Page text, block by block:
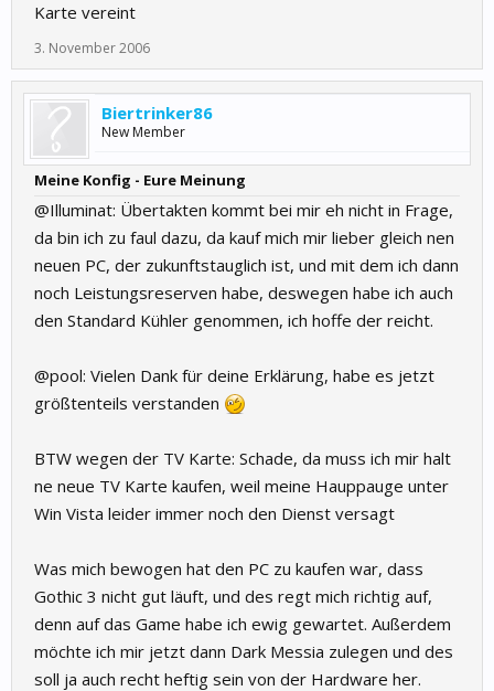
Karte vereint
3. November 2006
Biertrinker86
New Member
Meine Konfig - Eure Meinung
@Illuminat: Übertakten kommt bei mir eh nicht in Frage,
da bin ich zu faul dazu, da kauf mich mir lieber gleich nen
neuen PC, der zukunftstauglich ist, und mit dem ich dann
noch Leistungsreserven habe, deswegen habe ich auch
den Standard Kühler genommen, ich hoffe der reicht.
@pool: Vielen Dank für deine Erklärung, habe es jetzt
größtenteils verstanden
BTW wegen der TV Karte: Schade, da muss ich mir halt
ne neue TV Karte kaufen, weil meine Hauppauge unter
Win Vista leider immer noch den Dienst versagt
Was mich bewogen hat den PC zu kaufen war, dass
Gothic 3 nicht gut läuft, und des regt mich richtig auf,
denn auf das Game habe ich ewig gewartet. Außerdem
möchte ich mir jetzt dann Dark Messia zulegen und des
soll ja auch recht heftig sein von der Hardware her.